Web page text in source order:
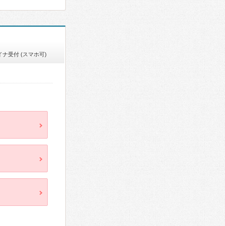
ナ受付 (スマホ可)